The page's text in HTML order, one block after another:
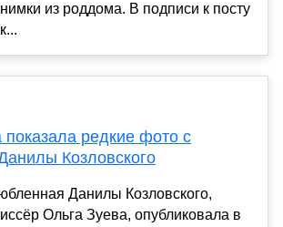
из роддома. В подписи к посту
редкие фото с
Козловского
Данилы Козловского,
Ольга Зуева, опубликовала в